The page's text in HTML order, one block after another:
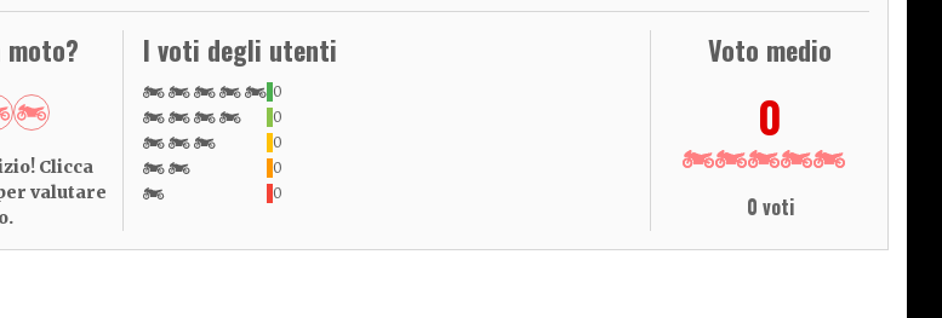
moto?
Clicca
valutare
I voti degli utenti
0
0
0
0
0
Voto medio
0
0 voti